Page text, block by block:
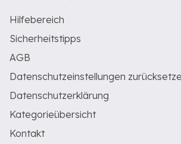
Hilfebereich
Sicherheitstipps
AGB
Datenschutzeinstellungen
Datenschutzerklärung
Kategorieübersicht
Kontakt